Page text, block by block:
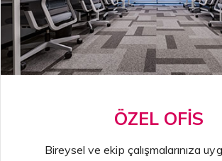
ÖZEL OFİS
Bireysel ve ekip çalışmalarınıza